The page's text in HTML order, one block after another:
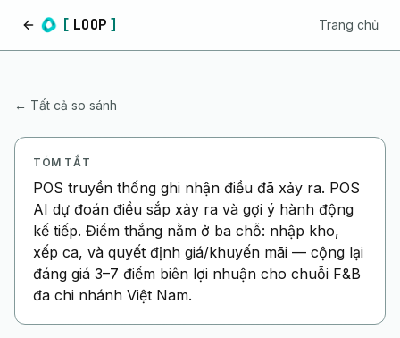
[ LOOP ]
Trang chủ
Trang chủ
← Tất cả so sánh
TÓM TẮT
POS truyền thống ghi nhận điều đã xảy ra. POS
AI dự đoán điều sắp xảy ra và gợi ý hành động
kế tiếp. Điểm thắng nằm ở ba chỗ: nhập kho,
xếp ca, và quyết định giá/khuyến mãi — cộng lại
đáng giá 3–7 điểm biên lợi nhuận cho chuỗi F&B
đa chi nhánh Việt Nam.